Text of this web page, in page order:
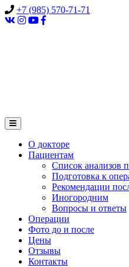
+7 (985) 570-71-71
О докторе
Пациентам
Список анализов
Подготовка к
Рекомендации
Иногородним
Вопросы и ответы
Операции
Фото до и после
Цены
Отзывы
Контакты